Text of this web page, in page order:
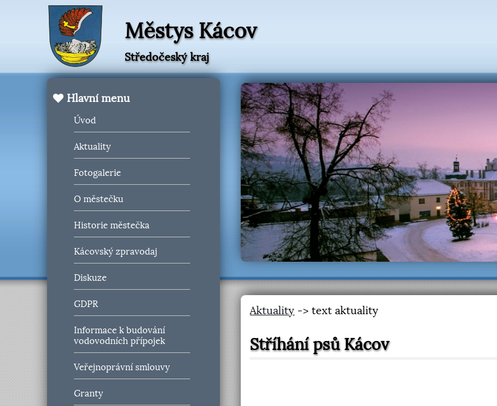
Městys Kácov
Středočeský kraj
Hlavní menu
Úvod
Aktuality
Fotogalerie
O městečku
Historie městečka
Kácovský zpravodaj
Diskuze
GDPR
Informace k budování
vodovodních přípojek
Veřejnoprávní smlouvy
Granty
Aktuality -> text aktuality
Stříhání psů Kácov